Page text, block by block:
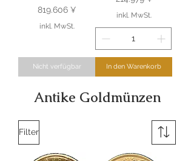
Preis
819.606 ¥
inkl. MwSt.
Nicht verfügbar
inkl. MwSt.
In den Warenkorb
Antike Goldmünzen
Filter